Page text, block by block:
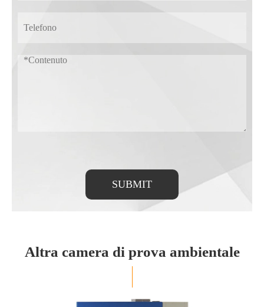
SUBMIT
Altra camera di prova ambientale